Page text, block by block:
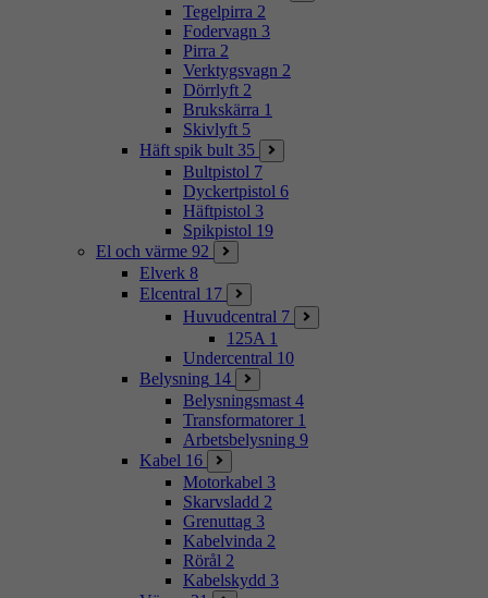
Tegelpirra 2
Fodervagn 3
Pirra 2
Verktygsvagn 2
Dörrlyft 2
Brukskärra 1
Skivlyft 5
Häft spik bult 35
Bultpistol 7
Dyckertpistol 6
Häftpistol 3
Spikpistol 19
El och värme 92
Elverk 8
Elcentral 17
Huvudcentral 7
125A 1
Undercentral 10
Belysning 14
Belysningsmast 4
Transformatorer 1
Arbetsbelysning 9
Kabel 16
Motorkabel 3
Skarvsladd 2
Grenuttag 3
Kabelvinda 2
Rörål 2
Kabelskydd 3